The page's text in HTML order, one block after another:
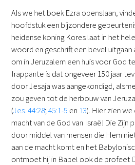
Als we het boek Ezra openslaan,
hoofdstuk een bijzondere
heidense koning Kores laat in het
woord en geschrift een bevel
om in Jeruzalem een huis voor God
frappante is dat ongeveer 150 jaar
door Jesaja was aangekondigd,
zou geven tot de herbouw van
(Jes. 44:28;45:1-5 en 13). Hier zien
macht van de God van Israël Die Zijn
door middel van mensen die Hem
aan de macht komt en het
ontmoet hij in Babel ook de profeet